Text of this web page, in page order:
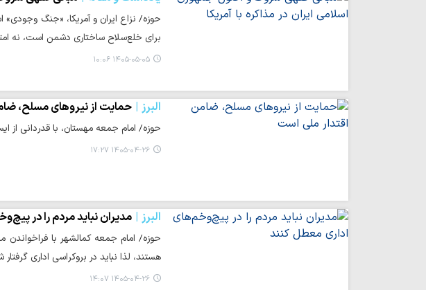
حوزه/ نزاع ایران و آمریکا، «جنگ
برای خلع‌سلاح ساختاری دشمن است، نه
۱۴۰۵-۰۵-۰۵ ۱۰:۰۶
البرز حمایت از نیروهای مسلح،
حوزه/ امام جمعه مهستان، با قدردانی از
۱۴۰۵-۰۴-۲۶ ۱۷:۲۷
البرز مدیران نباید مردم را در
حوزه/ امام جمعه کمالشهر با
هستند، لذا نباید در بروکراسی اداری گرفتار
۱۴۰۵-۰۴-۲۶ ۱۴:۰۷